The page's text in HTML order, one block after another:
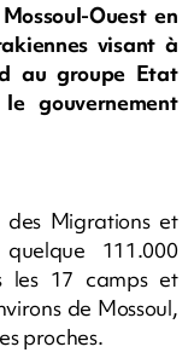
Ouest en
visant à
au groupe Etat
gouvernement
Migrations et
111.000
les 17 camps et
de Mossoul,
proches.